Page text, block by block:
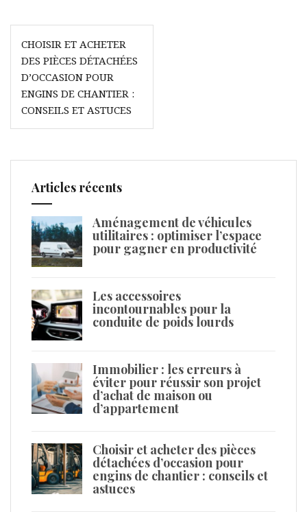
Navigation
de
l’article
CHOISIR ET ACHETER
DES PIÈCES DÉTACHÉES
D’OCCASION POUR
ENGINS DE CHANTIER :
CONSEILS ET ASTUCES
Articles récents
Aménagement de véhicules
utilitaires : optimiser l’espace
pour gagner en productivité
Les accessoires
incontournables pour la
conduite de poids lourds
Immobilier : les erreurs à
éviter pour réussir son projet
d’achat de maison ou
d’appartement
Choisir et acheter des pièces
détachées d’occasion pour
engins de chantier : conseils et
astuces